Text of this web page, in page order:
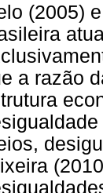
(2005)
a razão